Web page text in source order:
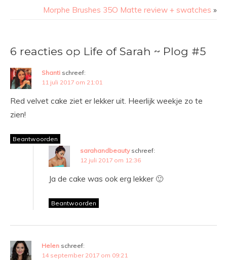
Morphe Brushes 35O Matte review + swatches »
6 reacties op Life of Sarah ~ Plog #5
Shanti schreef:
11 juli 2017 om 21:01
Red velvet cake ziet er lekker uit. Heerlijk weekje zo te
zien!
Beantwoorden
sarahandbeauty schreef:
12 juli 2017 om 12:36
Ja de cake was ook erg lekker 🙂
Beantwoorden
Helen schreef:
14 september 2017 om 09:21